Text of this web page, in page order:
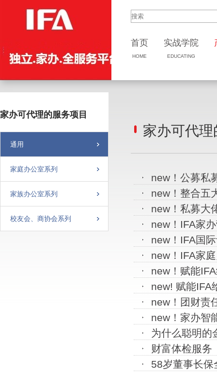
首页
HOME
实战学院
EDUCATING
家办可代理的服务项目
通用
家庭办公室系列
家族办公室系列
校友会、商协会系列
家办可代
new！公募私
new！整合五
new！私募大
new！IFA家
new！IFA国
new！IFA家
new！赋能
new! 赋能IFA
new！团财责
new！家办智
为什么聪明的
财富体检服务
58岁董事长